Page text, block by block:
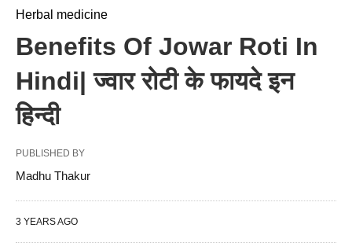
Herbal medicine
Benefits Of Jowar Roti In
Hindi| ज्वार रोटी के फायदे इन
हिन्दी
PUBLISHED BY
Madhu Thakur
3 YEARS AGO